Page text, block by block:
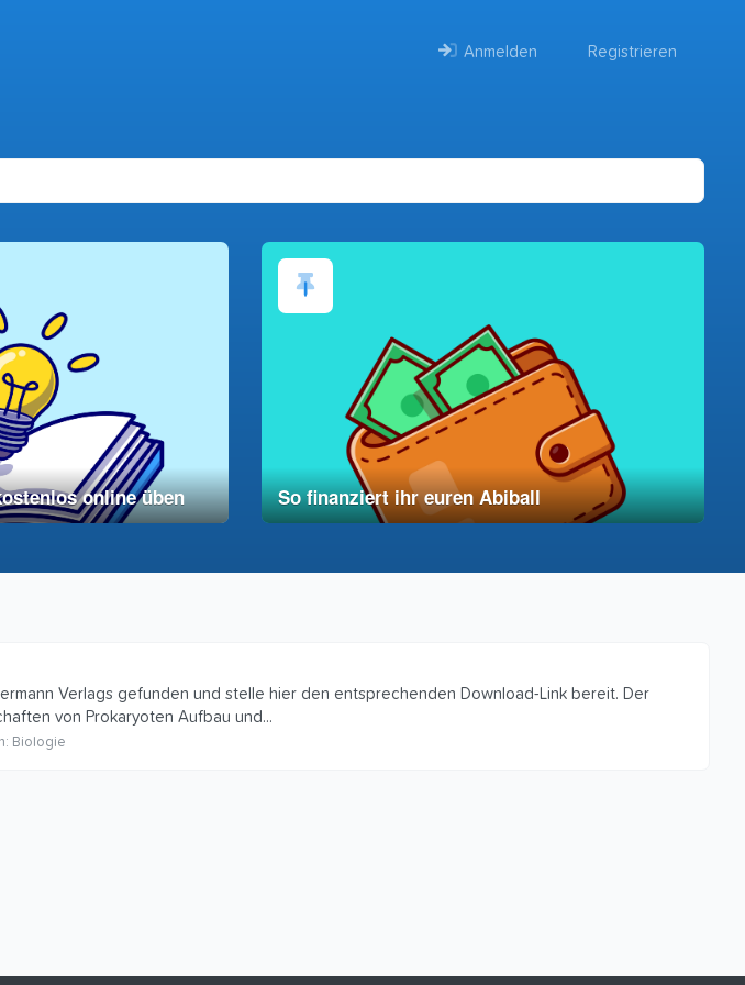
Anmelden Registrieren
online üben So finanziert ihr euren Abiball
Verlags gefunden und stelle hier den entsprechenden Download-Link bereit. Der
von Prokaryoten Aufbau und...
Biologie